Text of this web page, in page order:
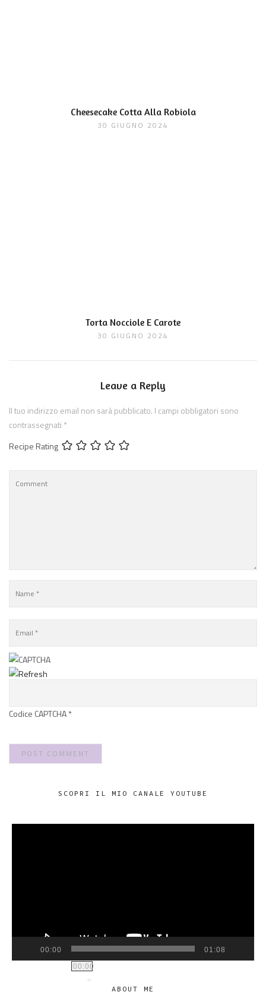
Cheesecake Cotta Alla Robiola
30 GIUGNO 2024
Torta Nocciole E Carote
30 GIUGNO 2024
Leave a Reply
Il tuo indirizzo email non sarà pubblicato. I campi obbligatori sono
contrassegnati *
Recipe Rating
Codice CAPTCHA*
SCOPRI IL MIO CANALE YOUTUBE
VIDEO
00:00
00:00
01:08
ABOUT ME